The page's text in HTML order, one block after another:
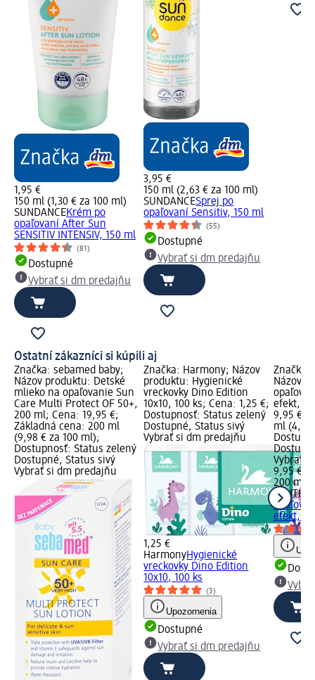
1,95 €
150 ml (1,30 € za 100 ml)
SUNDANCEKrém po
opaľovaní After Sun
SENSITIV INTENSIV, 150 ml
(81)
Dostupné
Vybrať si dm predajňu
3,95 €
150 ml (2,63 € za 100 ml)
SUNDANCESprej po
opaľovaní Sensitiv, 150 ml
(55)
Dostupné
Vybrať si dm predajňu
Ostatní zákazníci si kúpili aj
Značka: sebamed baby;
Názov produktu: Detské
mlieko na opaľovanie Sun
Care Multi Protect OF 50+,
200 ml; Cena: 19,95 €;
Základná cena: 200 ml
(9,98 € za 100 ml);
Dostupnosť: Status zelený
Dostupné, Status sivý
Vybrať si dm predajňu
Značka: Harmony; Názov
produktu: Hygienické
vreckovky Dino Edition
10x10, 100 ks; Cena: 1,25 €;
Dostupnosť: Status zelený
Dostupné, Status sivý
Vybrať si dm predajňu
1,25 €
HarmonyHygienické
vreckovky Dino Edition
10x10, 100 ks
(3)
Upozornenia
Dostupné
Vybrať si dm predajňu
Značka:
Názov
efekt,
9,95 €;
ml (4,98
Vybrať
9,95 €
200 ml
efekt,